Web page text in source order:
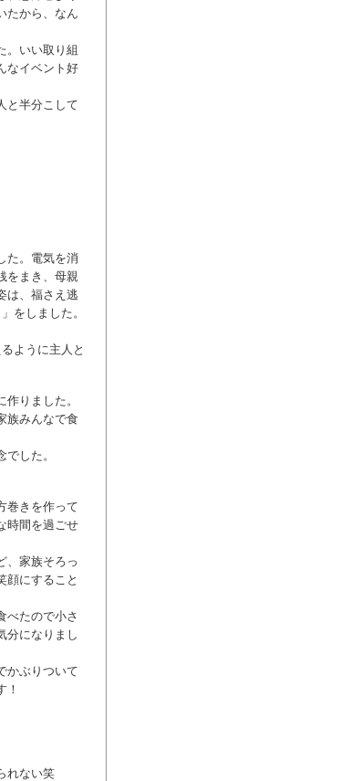
たから、なん
。いい取り組
なイベント好
と半分こして
た。電気を消
をまき、母親
は、福さえ逃
をしました。
ように主人と
りました。
族みんなで食
した。
巻きを作って
時間を過ごせ
、家族そろっ
顔にすること
べたので小さ
分になりまし
かぶりついて
！
れない笑